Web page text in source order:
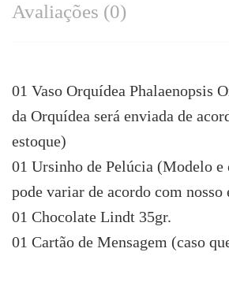
Avaliações (0)
01 Vaso Orquídea Phalaenopsis
da Orquídea será enviada de
estoque)
01 Ursinho de Pelúcia (Modelo e
pode variar de acordo com nosso
01 Chocolate Lindt 35gr.
01 Cartão de Mensagem (caso